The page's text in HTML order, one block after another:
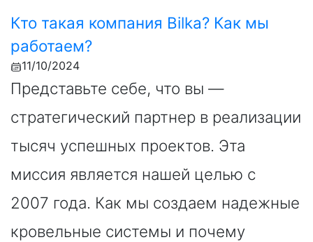
Кто такая компания Bilka? Как мы
работаем?
11/10/2024
Представьте себе, что вы —
стратегический партнер в реализации
тысяч успешных проектов. Эта
миссия является нашей целью с
2007 года. Как мы создаем надежные
кровельные системы и почему